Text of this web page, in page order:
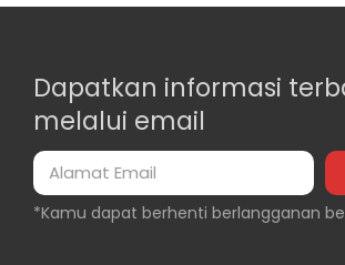
Dapatkan informasi
melalui email
*Kamu dapat berhenti berlangganan